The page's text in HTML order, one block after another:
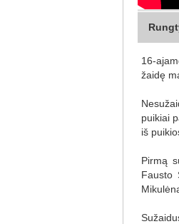
16-
žaidę
puikiai
iš
Pirmą
Fausto